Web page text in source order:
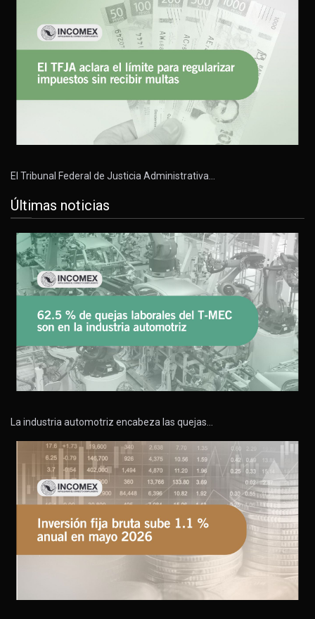
El Tribunal Federal de Justicia Administrativa…
Últimas noticias
La industria automotriz encabeza las quejas…